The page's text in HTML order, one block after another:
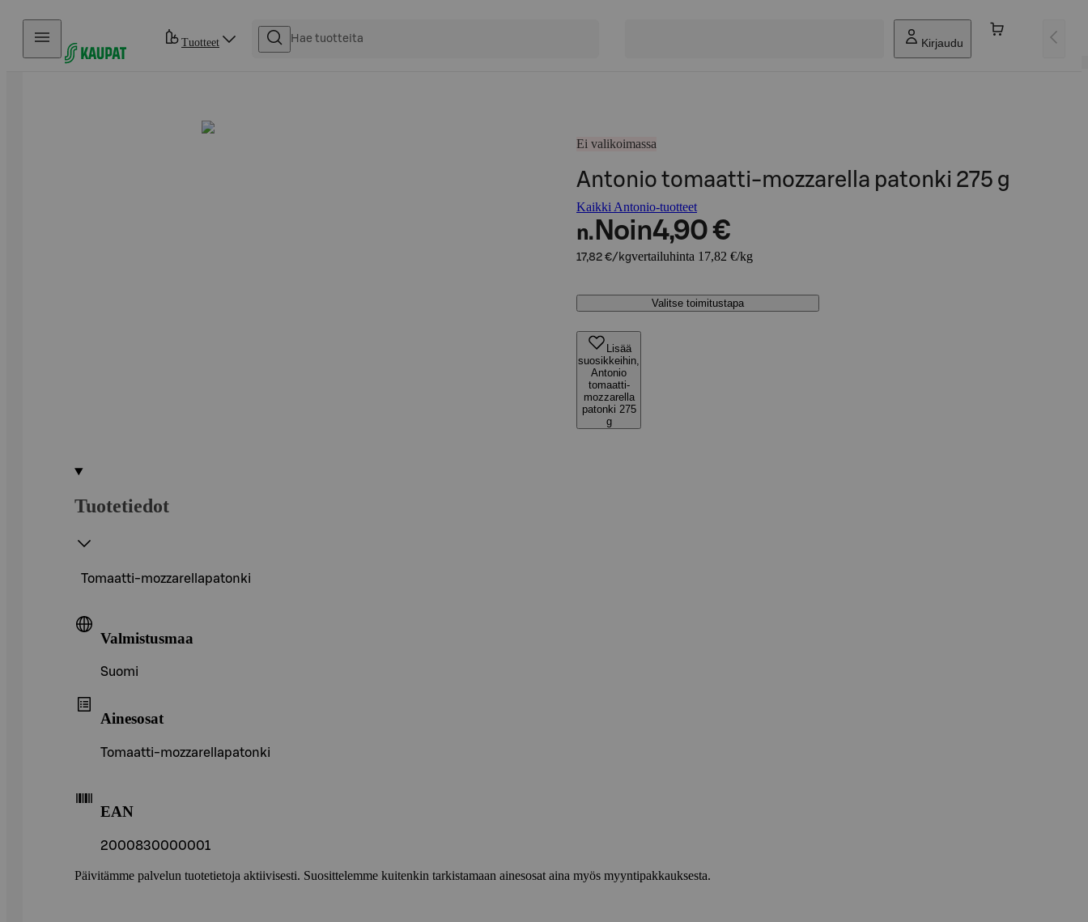
Hyppää sisältöön
Tuotteet Kirjaudu
Ei valikoimassa
Antonio tomaatti-mozzarella patonki 275 g
Kaikki Antonio-tuotteet
n. Noin4,90 €
17,82 €/kgvertailuhinta 17,82 €/kg
Valitse toimitustapa
Lisää
suosikkeihin,
Antonio
tomaatti-
mozzarella
patonki 275
g
Tuotetiedot
Tomaatti-mozzarellapatonki
Valmistusmaa
Suomi
Ainesosat
Tomaatti-mozzarellapatonki
EAN
2000830000001
Päivitämme palvelun tuotetietoja aktiivisesti. Suosittelemme kuitenkin tarkistamaan ainesosat aina myös myyntipakkauksesta.